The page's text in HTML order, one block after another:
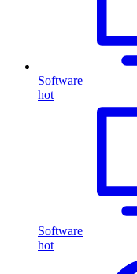
Software
hot
Software
hot